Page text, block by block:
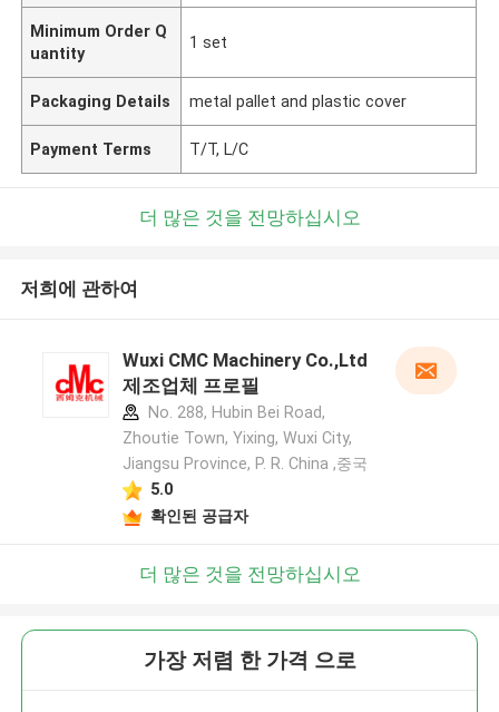
Minimum Order Q
uantity
1 set
Packaging Details metal pallet and plastic cover
Payment Terms T/T, L/C
더 많은 것을 전망하십시오
저희에 관하여
Wuxi CMC Machinery Co.,Ltd
제조업체 프로필
No. 288, Hubin Bei Road,
Zhoutie Town, Yixing, Wuxi City,
Jiangsu Province, P. R. China ,중국
5.0
확인된 공급자
더 많은 것을 전망하십시오
가장 저렴 한 가격 으로